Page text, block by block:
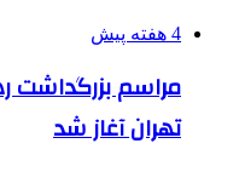
4 هفته پیش
مراسم بزرگداشت
تهران آغاز شد